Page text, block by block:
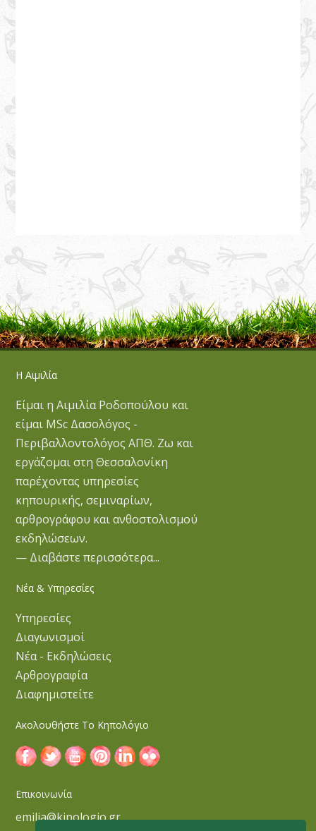
Η Αιμιλία
Είμαι η Αιμιλία Ροδοπούλου και
είμαι MSc Δασολόγος -
Περιβαλλοντολόγος ΑΠΘ. Ζω και
εργάζομαι στη Θεσσαλονίκη
παρέχοντας υπηρεσίες
κηπουρικής, σεμιναρίων,
αρθρογράφου και ανθοστολισμού
εκδηλώσεων.
— Διαβάστε περισσότερα...
Νέα & Υπηρεσίες
Υπηρεσίες
Διαγωνισμοί
Νέα - Εκδηλώσεις
Αρθρογραφία
Διαφημιστείτε
Ακολουθήστε Το Κηπολόγιο
Επικοινωνία
emilia@kipologio.gr